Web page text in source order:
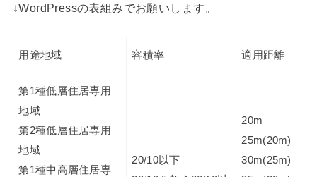
↓WordPressの表組みでお願いします。
用途地域 容積率 適用距離
第1種低層住居専用
地域
第2種低層住居専用
地域
第1種中高層住居専
20/10以下
20m
25m(20m)
30m(25m)